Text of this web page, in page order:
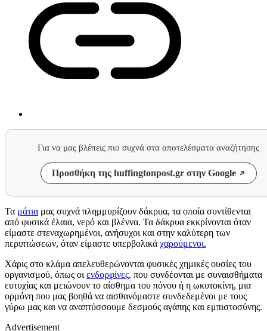
Για να μας βλέπεις πιο συχνά στα αποτελέσματα αναζήτησης
Προσθήκη της huffingtonpost.gr στην Google
Τα μάτια μας συχνά πλημμυρίζουν δάκρυα, τα οποία συντίθενται
από φυσικά έλαια, νερό και βλέννα. Τα δάκρυα εκκρίνονται όταν
είμαστε στεναχωρημένοι, ανήσυχοι και στην καλύτερη των
περιπτώσεων, όταν είμαστε υπερβολικά χαρούμενοι.
Χάρις στο κλάμα απελευθερώνονται φυσικές χημικές ουσίες του
οργανισμού, όπως οι ενδορφίνες, που συνδέονται με συναισθήματα
ευτυχίας και μειώνουν το αίσθημα του πόνου ή η ωκυτοκίνη, μια
ορμόνη που μας βοηθά να αισθανόμαστε συνδεδεμένοι με τους
γύρω μας και να αναπτύσσουμε δεσμούς αγάπης και εμπιστοσύνης.
Advertisement